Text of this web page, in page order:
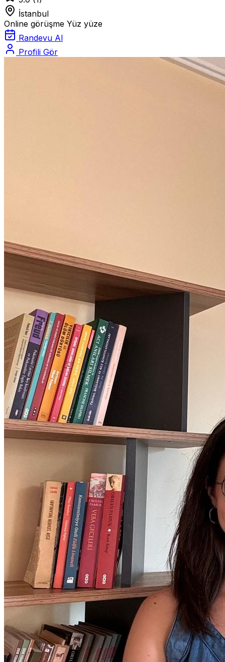
İstanbul
Online görüşme Yüz yüze
Randevu Al
Profili Gör